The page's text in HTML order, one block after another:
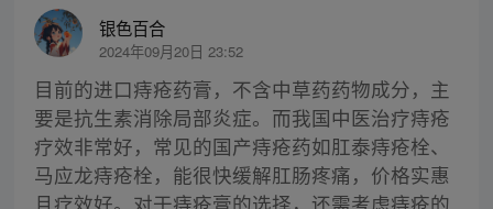
银色百合
2024年09月20日 23:52
目前的进口痔疮药膏，不含中草药药物成分，主
要是抗生素消除局部炎症。而我国中医治疗痔疮
疗效非常好，常见的国产痔疮药如肛泰痔疮栓、
马应龙痔疮栓，能很快缓解肛肠疼痛，价格实惠
且疗效好。对于痔疮膏的选择，还需考虑痔疮的